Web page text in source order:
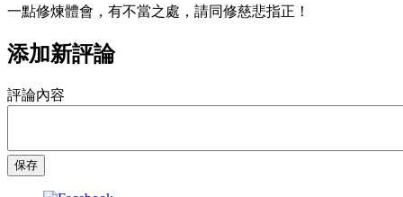
一點修煉體會，有不當之處，請同修慈悲指正！
添加新評論
評論內容
保存